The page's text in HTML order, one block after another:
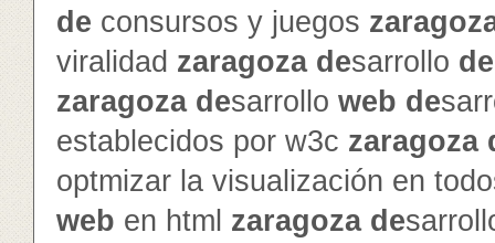
de consursos y juegos
viralidad zaragoza desarrollo de
zaragoza desarrollo web de
establecidos por w3c zaragoza
optmizar la visualización en
web en html zaragoza de